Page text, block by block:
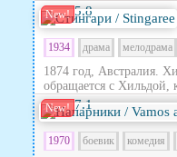
New! 5.8
1934 драма мелодрама
1874 год, Австралия.
обращается с Хильдой,
New! 7.1
1970 боевик комедия